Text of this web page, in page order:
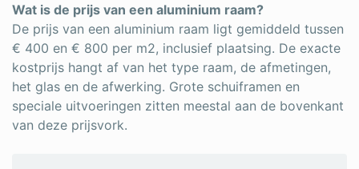
Wat is de prijs van een aluminium raam?
De prijs van een aluminium raam ligt gemiddeld tussen
€ 400 en € 800 per m2, inclusief plaatsing. De exacte
kostprijs hangt af van het type raam, de afmetingen,
het glas en de afwerking. Grote schuiframen en
speciale uitvoeringen zitten meestal aan de bovenkant
van deze prijsvork.